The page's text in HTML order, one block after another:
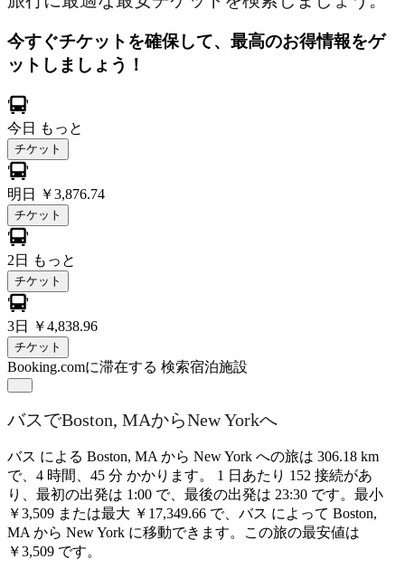
今すぐチケットを確保して、最高のお得情報をゲ
ットしましょう！
今日 もっと
チケット
明日 ￥3,876.74
チケット
2日 もっと
チケット
3日 ￥4,838.96
チケット
Booking.comに滞在する 検索宿泊施設
バスでBoston, MAからNew Yorkへ
バス による Boston, MA から New York への旅は 306.18 km
で、4 時間、45 分 かかります。 1 日あたり 152 接続があ
り、最初の出発は 1:00 で、最後の出発は 23:30 です。最小
￥3,509 または最大 ￥17,349.66 で、バス によって Boston,
MA から New York に移動できます。この旅の最安値は
￥3,509 です。